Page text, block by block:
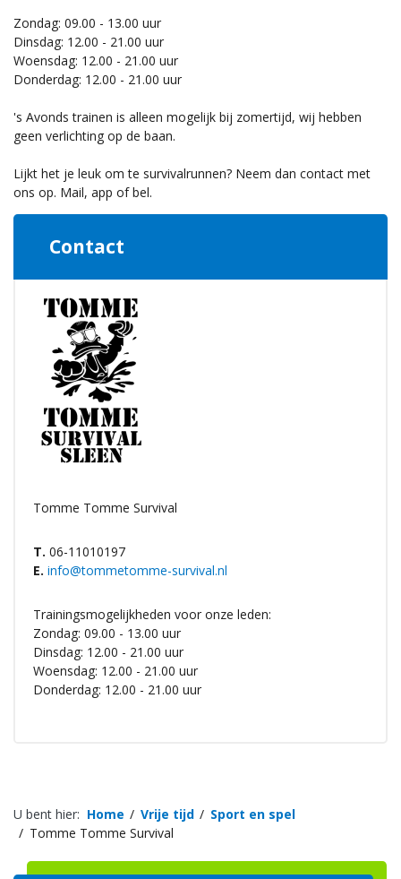
Zondag: 09.00 - 13.00 uur
Dinsdag: 12.00 - 21.00 uur
Woensdag: 12.00 - 21.00 uur
Donderdag: 12.00 - 21.00 uur
's Avonds trainen is alleen mogelijk bij zomertijd, wij hebben
geen verlichting op de baan.
Lijkt het je leuk om te survivalrunnen? Neem dan contact met
ons op. Mail, app of bel.
Contact
Tomme Tomme Survival
T. 06-11010197
E. info@tommetomme-survival.nl
Trainingsmogelijkheden voor onze leden:
Zondag: 09.00 - 13.00 uur
Dinsdag: 12.00 - 21.00 uur
Woensdag: 12.00 - 21.00 uur
Donderdag: 12.00 - 21.00 uur
U bent hier: Home Vrije tijd
Sport en spel
Tomme Tomme Survival